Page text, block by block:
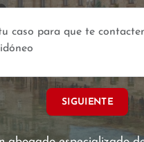
SIGUIENTE